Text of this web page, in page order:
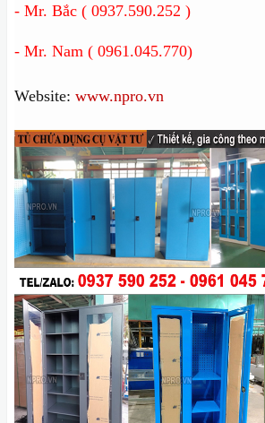
- Mr. Bắc ( 0937.590.252 )
- Mr. Nam ( 0961.045.770)
Website: www.npro.vn